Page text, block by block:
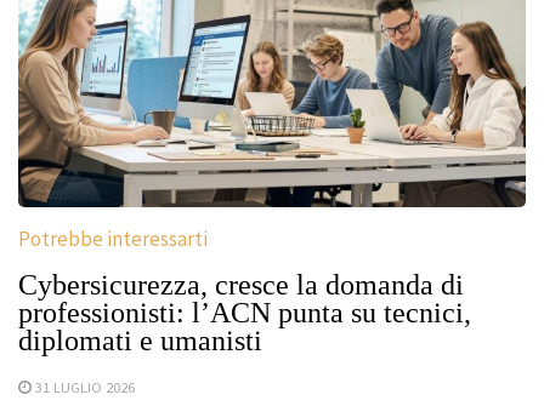
Potrebbe interessarti
Cybersicurezza, cresce la domanda di
professionisti: l’ACN punta su tecnici,
diplomati e umanisti
31 LUGLIO 2026